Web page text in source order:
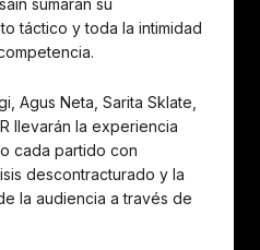
sumarán su
táctico y toda la intimidad
Agus Neta, Sarita Sklate,
llevarán la experiencia
cada partido con
descontracturado y la
la audiencia a través de